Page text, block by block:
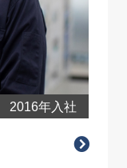
2016年入社